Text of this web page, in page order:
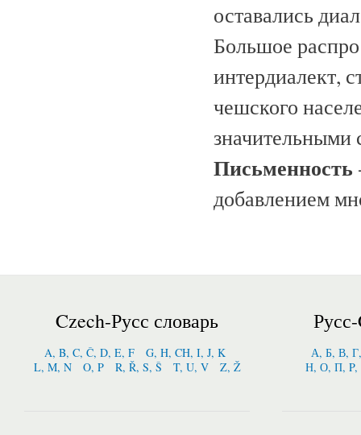
оставались
Большое
интердиалект,
чешского
Письменность
добавлением
Czech-Русс словарь
A, B, C, Č, D, E, F
G, H, CH, I, J, K
L, M, N
O, P R, Ř, S, Š T, U, V Z, Ž
А, Б, В,
Н, О, П,